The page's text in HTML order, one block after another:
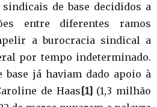
de base decididos a
entre diferentes ramos
a burocracia sindical a
por tempo indeterminado.
base já haviam dado apoio à
de Haas [1] (1,3 milhão